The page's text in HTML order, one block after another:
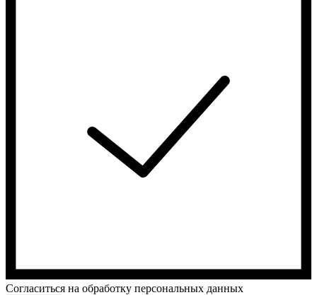
Cогласиться на обработку персональных данных